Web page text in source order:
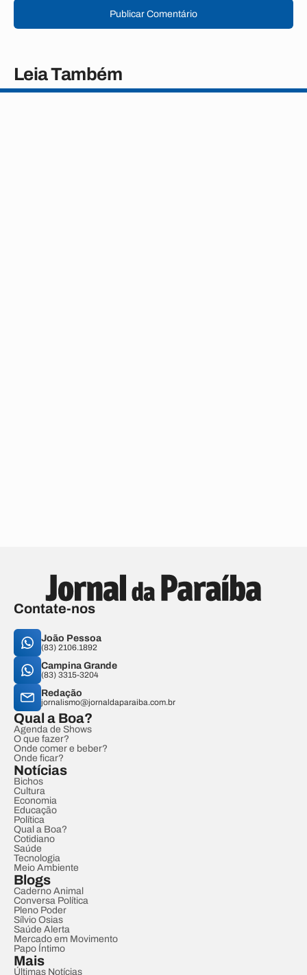
Publicar Comentário
Leia Também
Contate-nos
João Pessoa
(83) 2106.1892
Campina Grande
(83) 3315-3204
Redação
jornalismo@jornaldaparaiba.com.br
Qual a Boa?
Agenda de Shows
O que fazer?
Onde comer e beber?
Onde ficar?
Notícias
Bichos
Cultura
Economia
Educação
Política
Qual a Boa?
Cotidiano
Saúde
Tecnologia
Meio Ambiente
Blogs
Caderno Animal
Conversa Política
Pleno Poder
Sílvio Osias
Saúde Alerta
Mercado em Movimento
Papo Íntimo
Mais
Últimas Notícias